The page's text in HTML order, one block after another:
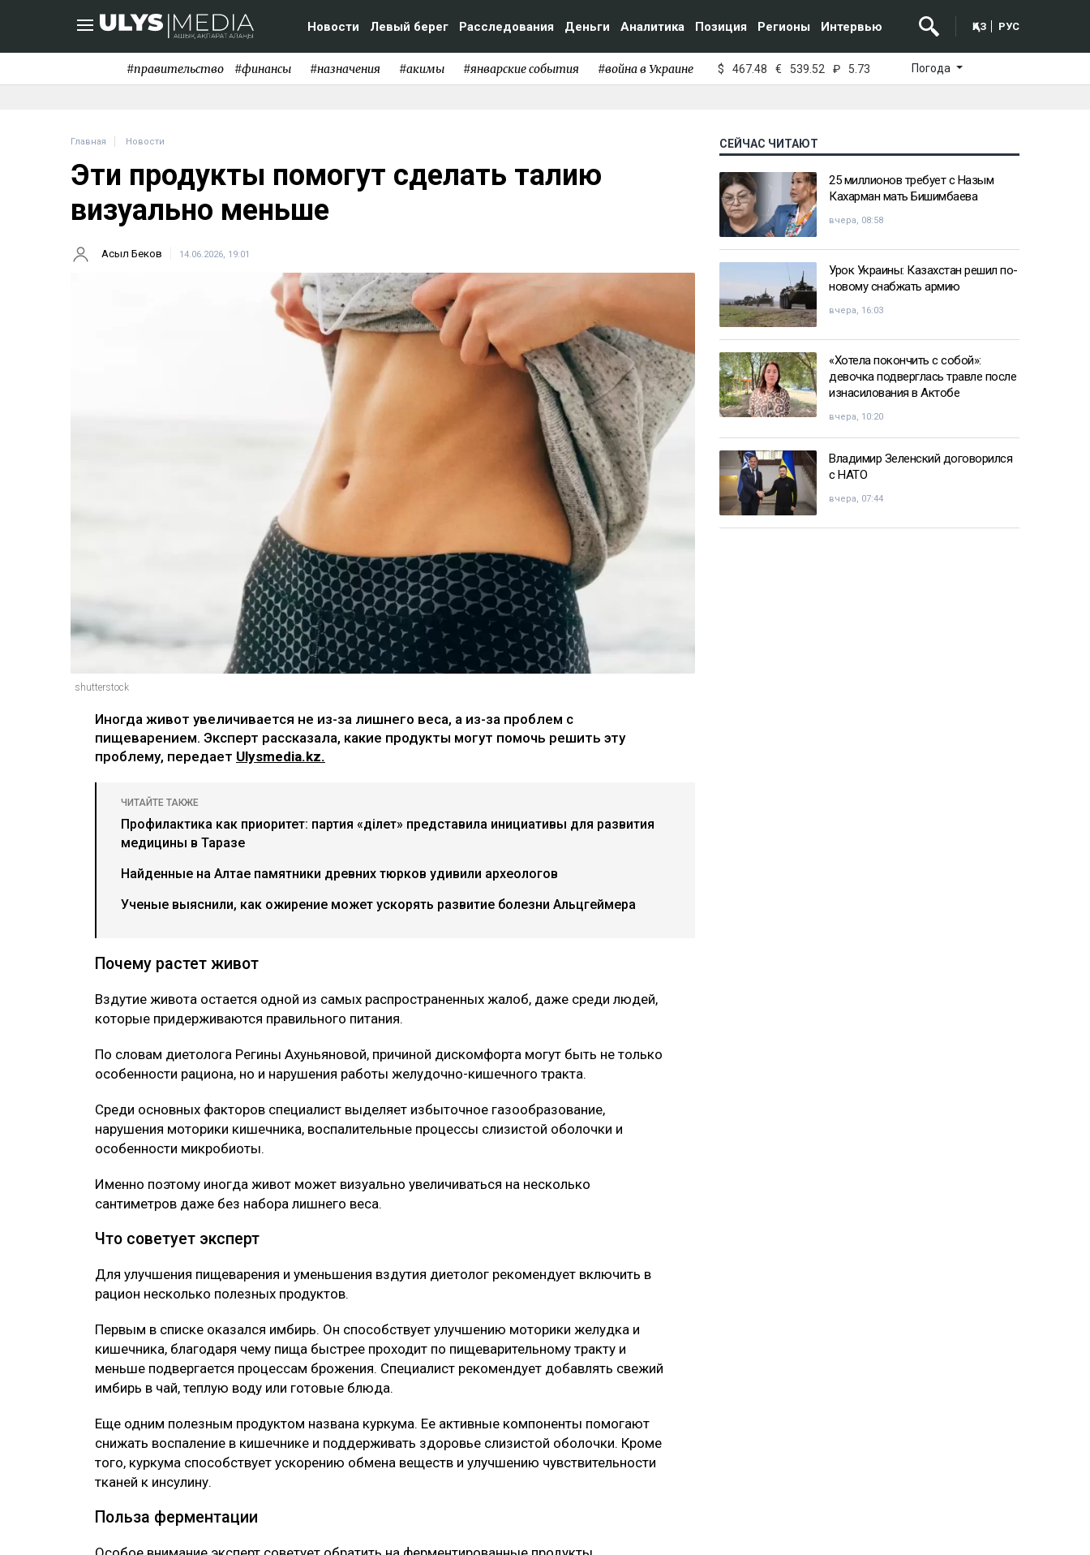
Новости Левый берег Расследования Деньги Аналитика Позиция Регионы Интервью ҚАЗ РУС
#правительство #финансы #назначения #акимы #январские события #война в Украине $ 467.48 € 539.52 ₽ 5.73 Погода
Главная Новости
Эти продукты помогут сделать талию
визуально меньше
Асыл Беков 14.06.2026, 19:01
shutterstock
Иногда живот увеличивается не из-за лишнего веса, а из-за проблем с
пищеварением. Эксперт рассказала, какие продукты могут помочь решить эту
проблему, передает Ulysmedia.kz.
ЧИТАЙТЕ ТАКЖЕ
Профилактика как приоритет: партия «Әділет» представила инициативы для развития
медицины в Таразе
Найденные на Алтае памятники древних тюрков удивили археологов
Ученые выяснили, как ожирение может ускорять развитие болезни Альцгеймера
Почему растет живот
Вздутие живота остается одной из самых распространенных жалоб, даже среди людей,
которые придерживаются правильного питания.
По словам диетолога Регины Ахуньяновой, причиной дискомфорта могут быть не только
особенности рациона, но и нарушения работы желудочно-кишечного тракта.
Среди основных факторов специалист выделяет избыточное газообразование,
нарушения моторики кишечника, воспалительные процессы слизистой оболочки и
особенности микробиоты.
Именно поэтому иногда живот может визуально увеличиваться на несколько
сантиметров даже без набора лишнего веса.
Что советует эксперт
Для улучшения пищеварения и уменьшения вздутия диетолог рекомендует включить в
рацион несколько полезных продуктов.
Первым в списке оказался имбирь. Он способствует улучшению моторики желудка и
кишечника, благодаря чему пища быстрее проходит по пищеварительному тракту и
меньше подвергается процессам брожения. Специалист рекомендует добавлять свежий
имбирь в чай, теплую воду или готовые блюда.
Еще одним полезным продуктом названа куркума. Ее активные компоненты помогают
снижать воспаление в кишечнике и поддерживать здоровье слизистой оболочки. Кроме
того, куркума способствует ускорению обмена веществ и улучшению чувствительности
тканей к инсулину.
Польза ферментации
СЕЙЧАС ЧИТАЮТ
25 миллионов требует с Назым
Кахарман мать Бишимбаева
вчера, 08:58
Урок Украины: Казахстан решил по-
новому снабжать армию
вчера, 16:03
«Хотела покончить с собой»:
девочка подверглась травле после
изнасилования в Актобе
вчера, 10:20
Владимир Зеленский договорился
с НАТО
вчера, 07:44